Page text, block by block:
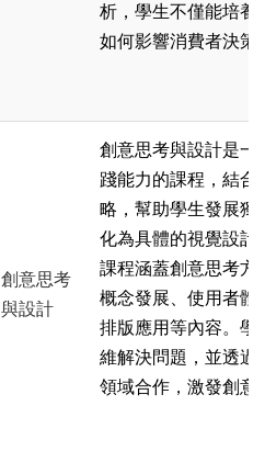
析，學生不僅能培養
如何影響消費者決策
創意思考
與設計
創意思考與設計是一
踐能力的課程，結合
略，幫助學生發展獨
化為具體的視覺設計
課程涵蓋創意思考方
概念發展、使用者體
排版應用等內容。學
維解決問題，並透過
領域合作，激發創意